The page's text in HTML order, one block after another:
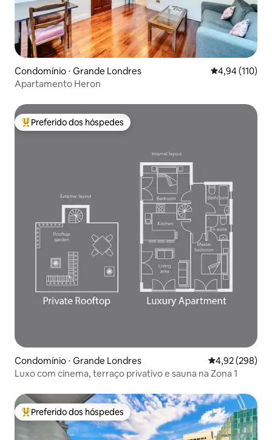
Condomínio ⋅ Grande Londres 4,94 de uma
4,94 (110)
Apartamento Heron
Entre os melhores preferidos dos hóspedes
Preferido dos hóspedes
Condomínio ⋅ Grande Londres 4,92 de uma
4,92 (298)
Luxo com cinema, terraço privativo e sauna na Zona 1
Entre os melhores preferidos dos hóspedes
Preferido dos hóspedes